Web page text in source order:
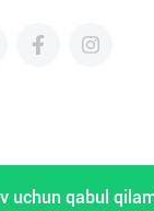
uchun qabul